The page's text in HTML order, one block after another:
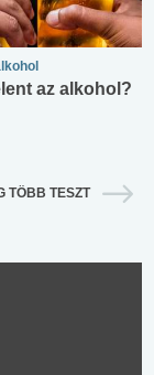
az alkohol?
TÖBB TESZT